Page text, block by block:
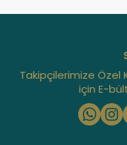
Takipçilerimize Özel
için E-